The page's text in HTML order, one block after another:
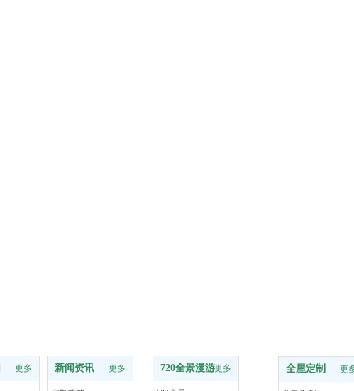
更多 新闻资讯 更多 720全景漫游更多 全屋定制 更